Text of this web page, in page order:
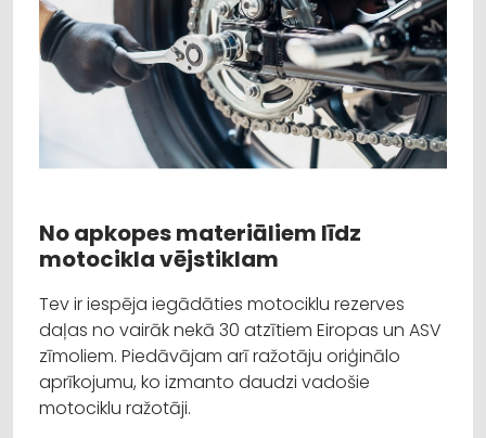
No apkopes materiāliem līdz
motocikla vējstiklam
Tev ir iespēja iegādāties motociklu rezerves
daļas no vairāk nekā 30 atzītiem Eiropas un ASV
zīmoliem. Piedāvājam arī ražotāju oriģinālo
aprīkojumu, ko izmanto daudzi vadošie
motociklu ražotāji.